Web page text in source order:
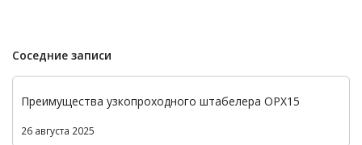
Соседние записи
Преимущества узкопроходного штабелера OPX15
26 августа 2025